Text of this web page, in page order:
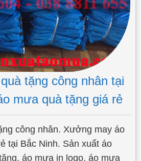
tặng công nhân tại
mưa quà tặng giá rẻ
công nhân. Xưởng may áo
tại Bắc Ninh. Sản xuất áo
áo mưa in logo, áo mưa